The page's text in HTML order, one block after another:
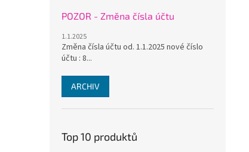
POZOR - Změna čísla účtu
1.1.2025
Změna čísla účtu od. 1.1.2025 nové číslo
účtu : 8...
ARCHIV
Top 10 produktů